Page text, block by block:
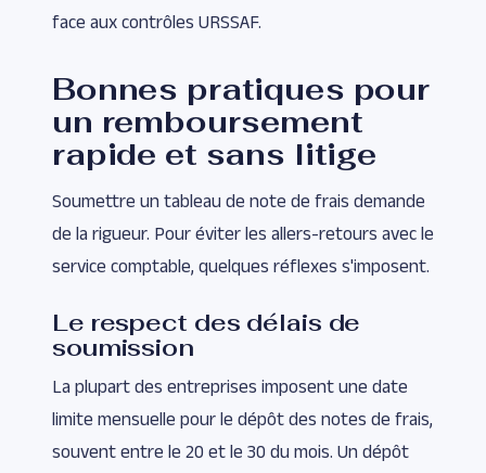
face aux contrôles URSSAF.
Bonnes pratiques pour
un remboursement
rapide et sans litige
Soumettre un tableau de note de frais demande
de la rigueur. Pour éviter les allers-retours avec le
service comptable, quelques réflexes s'imposent.
Le respect des délais de
soumission
La plupart des entreprises imposent une date
limite mensuelle pour le dépôt des notes de frais,
souvent entre le 20 et le 30 du mois. Un dépôt